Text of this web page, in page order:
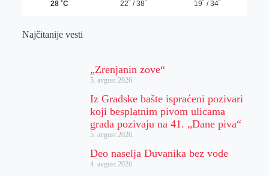
Najčitanije vesti
„Zrenjanin zove“
5. avgust 2026.
Iz Gradske bašte ispraćeni pozivari
koji besplatnim pivom ulicama
grada pozivaju na 41. „Dane piva“
5. avgust 2026.
Deo naselja Duvanika bez vode
4. avgust 2026.